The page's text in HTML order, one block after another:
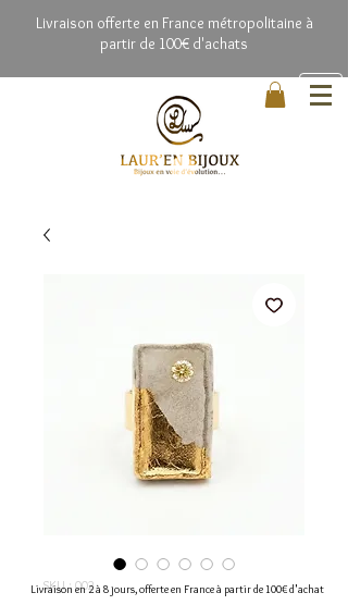
Livraison offerte en France métropolitaine à
partir de 100€ d'achats
SKU : 002
Livraison en 2 à 8 jours, offerte en France à partir de 100€ d'achat